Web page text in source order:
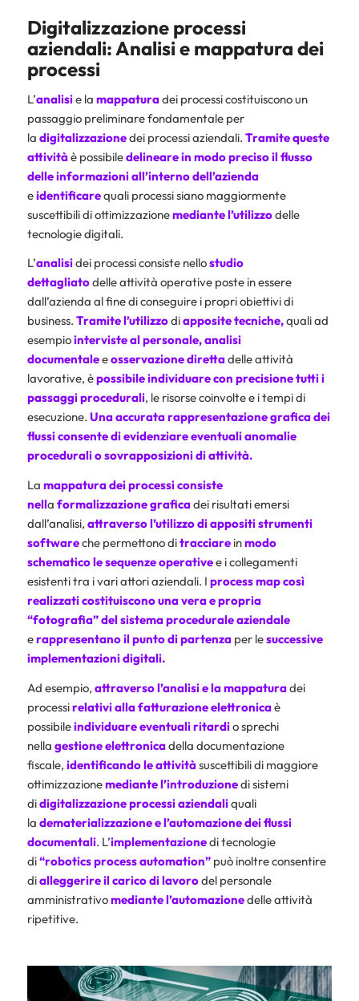
Digitalizzazione processi
aziendali: Analisi e mappatura dei
processi
L’analisie la mappaturadei processi costituiscono un
passaggio preliminare fondamentale per
la digitalizzazionedei processi aziendali. Tramite queste
attivitàè possibiledelinearein modo preciso il flusso
delle informazioni all’interno dell’azienda
eidentificarequali processi siano maggiormente
suscettibili di ottimizzazionemediante l’utilizzodelle
tecnologie digitali.
L’analisidei processi consiste nellostudio
dettagliatodelle attività operative poste in essere
dall’azienda al fine di conseguire i propri obiettivi di
business. Tramite l’utilizzodiapposite tecniche,quali ad
esempiointerviste al personale, analisi
documentaleeosservazione direttadelle attività
lavorative, èpossibile individuare con precisione tutti i
passaggi procedurali, le risorse coinvolte e i tempi di
esecuzione. Una accurata rappresentazione grafica dei
flussi consente di evidenziare eventuali anomalie
procedurali o sovrapposizioni di attività.
La mappaturadei processi consiste
nella formalizzazione graficadei risultati emersi
dall’analisi, attraverso l’utilizzo di appositi strumenti
softwareche permettono ditracciareinmodo
schematico le sequenze operativee i collegamenti
esistenti tra i vari attori aziendali. I process map così
realizzati costituiscono una vera e propria
“fotografia” del sistema procedurale aziendale
erappresentano il punto di partenzaper lesuccessive
implementazioni digitali.
Ad esempio, attraverso l’analisi e la mappaturadei
processirelativi allafatturazione elettronicaè
possibileindividuare eventuali ritardio sprechi
nella gestione elettronicadella documentazione
fiscale, identificando le attivitàsuscettibili di maggiore
ottimizzazionemediante l’introduzionedi sistemi
didigitalizzazioneprocessi aziendaliquali
la dematerializzazionee l’automazionedei flussi
documentali. L’implementazionedi tecnologie
di“robotics process automation”può inoltre consentire
dialleggerire il carico di lavorodel personale
amministrativomediante l’automazionedelle attività
ripetitive.